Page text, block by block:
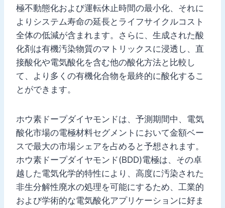
極不動態化および運転休止時間の最小化、それに
よりシステム寿命の延長とライフサイクルコスト
全体の低減が含まれます。さらに、生成された酸
化剤は有機汚染物質のマトリックスに浸透し、直
接酸化や電気酸化を含む他の酸化方法と比較し
て、より多くの有機化合物を最終的に酸化するこ
とができます。
ホウ素ドープダイヤモンドは、予測期間中、電気
酸化市場の電極材料セグメントにおいて金額ベー
スで最大の市場シェアを占めると予想されます。
ホウ素ドープダイヤモンド(BDD)電極は、その卓
越した電気化学的特性により、高度に汚染された
非生分解性廃水の処理を可能にするため、工業的
および学術的な電気酸化アプリケーションに好ま